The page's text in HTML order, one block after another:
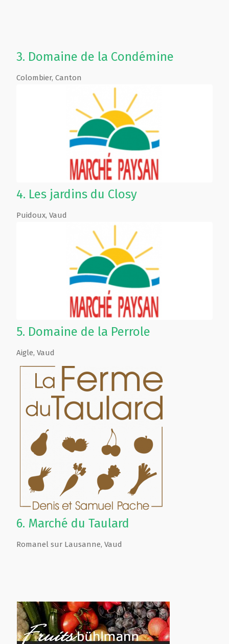
3. Domaine de la Condémine
Colombier, Canton
4. Les jardins du Closy
Puidoux, Vaud
5. Domaine de la Perrole
Aigle, Vaud
6. Marché du Taulard
Romanel sur Lausanne, Vaud